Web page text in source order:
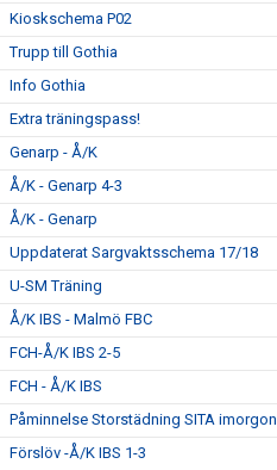
Kioskschema P02
Trupp till Gothia
Info Gothia
Extra träningspass!
Genarp - Å/K
Å/K - Genarp 4-3
Å/K - Genarp
Uppdaterat Sargvaktsschema 17/18
U-SM Träning
Å/K IBS - Malmö FBC
FCH-Å/K IBS 2-5
FCH - Å/K IBS
Påminnelse Storstädning SITA imorgon
Förslöv -Å/K IBS 1-3